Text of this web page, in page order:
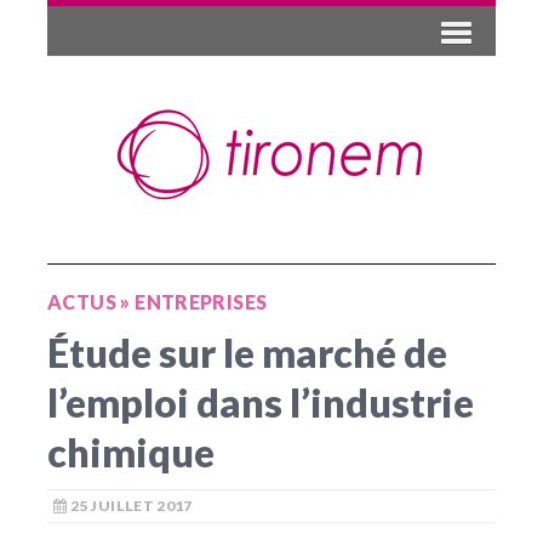
ACTUS» ENTREPRISES
Étude sur le marché de
l’emploi dans l’industrie
chimique
25 JUILLET 2017